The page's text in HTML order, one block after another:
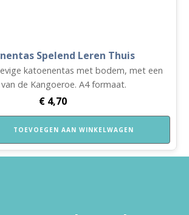
Spelend Leren Thuis
katoenentas met bodem, met een
de Kangoeroe. A4 formaat.
€ 4,70
TOEVOEGEN AAN WINKELWAGEN